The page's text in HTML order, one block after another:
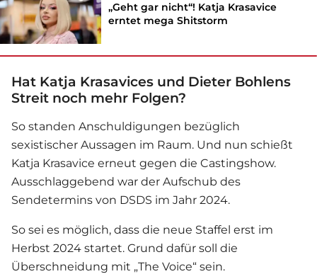
„Geht gar nicht“! Katja Krasavice
erntet mega Shitstorm
Hat Katja Krasavices und Dieter Bohlens
Streit noch mehr Folgen?
So standen Anschuldigungen bezüglich
sexistischer Aussagen im Raum. Und nun schießt
Katja Krasavice erneut gegen die Castingshow.
Ausschlaggebend war der Aufschub des
Sendetermins von DSDS im Jahr 2024.
So sei es möglich, dass die neue Staffel erst im
Herbst 2024 startet. Grund dafür soll die
Überschneidung mit „The Voice“ sein.